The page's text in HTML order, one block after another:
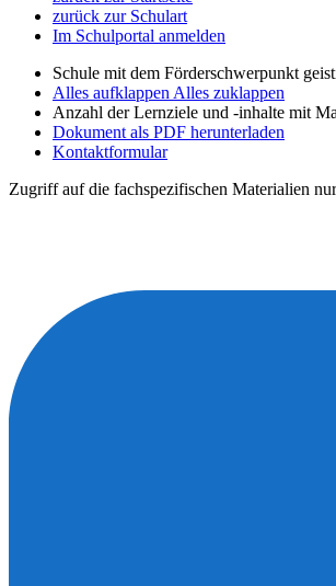
zurück zur Schulart
Im Schulportal anmelden
Schule mit dem Förderschwerpunkt
Alles aufklappen Alles zuklappen
Anzahl der Lernziele und -inhalte mit
Dokument als PDF herunterladen
Kontaktformular
Zugriff auf die fachspezifischen Materialien